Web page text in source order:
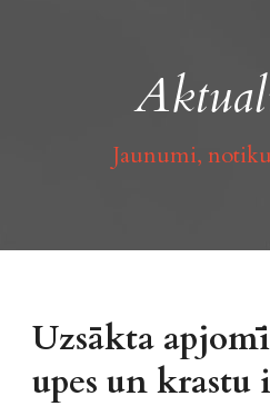
Jaunumi,
Uzsākta
upes un krastu